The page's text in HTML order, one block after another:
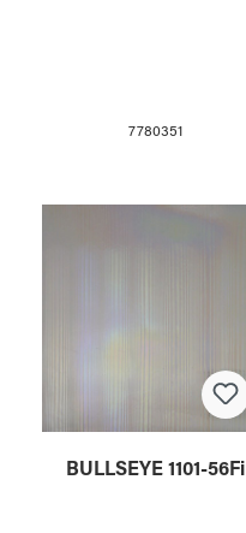
7780351
BULLSEYE 1101-56Fi